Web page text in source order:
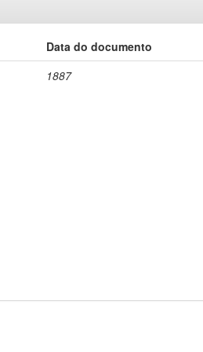
Data do documento
1887